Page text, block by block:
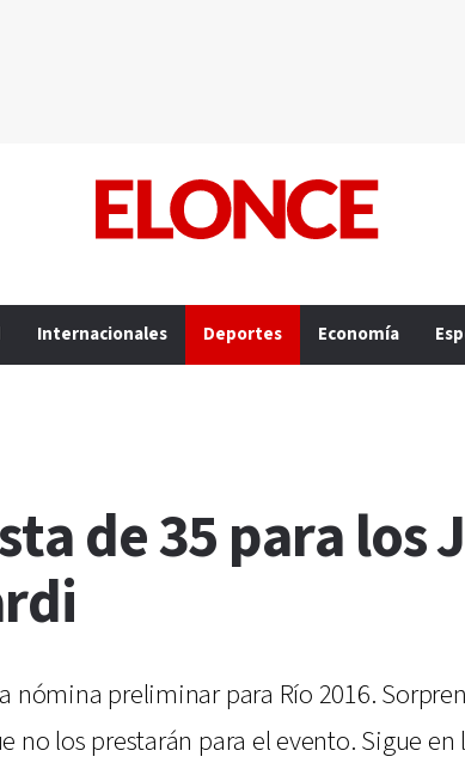
Internacionales Deportes Economía
de 35 para los
nómina preliminar para Río 2016.
no los prestarán para el evento. Sigue